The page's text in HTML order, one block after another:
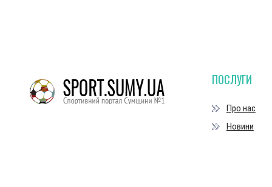
ПОСЛУГИ
Про нас
Новини